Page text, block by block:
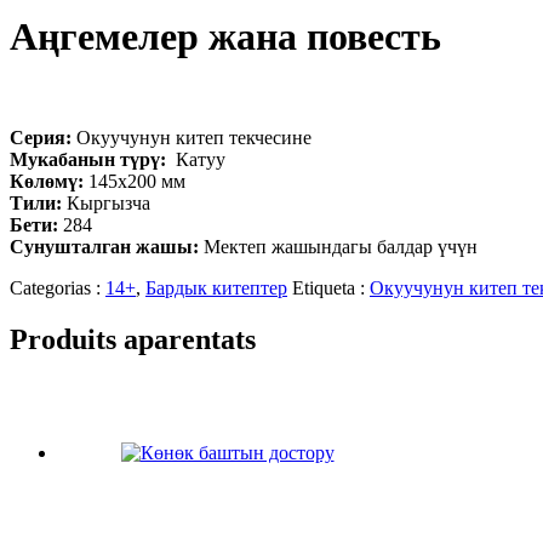
Аңгемелер жана повесть
Серия: Окуучунун китеп текчесине
Мукабанын түрү: Катуу
Көлөмү: 145х200 мм
Тили: Кыргызча
Бети: 284
Сунушталган жашы: Мектеп жашындагы балдар үчүн
Categorias : 14+, Бардык китептер Etiqueta : Окуучунун китеп
Produits aparentats